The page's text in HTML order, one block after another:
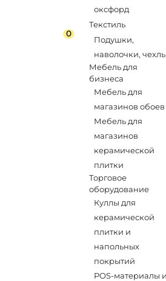
0
оксфорд
Текстиль
Подушки,
наволочки,
Мебель для
бизнеса
Мебель для
магазинов обоев
Мебель для
магазинов
керамической
плитки
Торговое
оборудование
Куллы для
керамической
плитки и
напольных
покрытий
POS-материалы